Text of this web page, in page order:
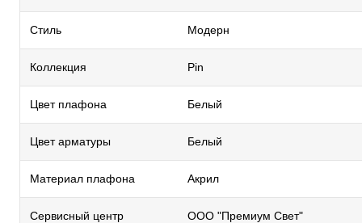
Стиль Модерн
Коллекция Pin
Цвет плафона Белый
Цвет арматуры Белый
Материал плафона Акрил
Сервисный центр ООО "Премиум Свет"